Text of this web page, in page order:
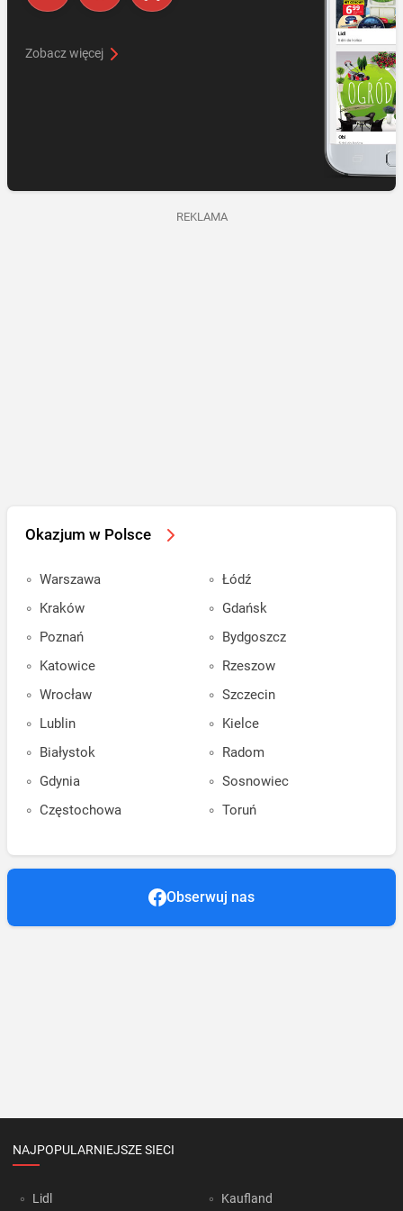
Zobacz więcej
REKLAMA
Okazjum w Polsce
Warszawa
Kraków
Poznań
Katowice
Wrocław
Lublin
Białystok
Gdynia
Częstochowa
Łódź
Gdańsk
Bydgoszcz
Rzeszow
Szczecin
Kielce
Radom
Sosnowiec
Toruń
Obserwuj nas
NAJPOPULARNIEJSZE SIECI
Lidl Kaufland